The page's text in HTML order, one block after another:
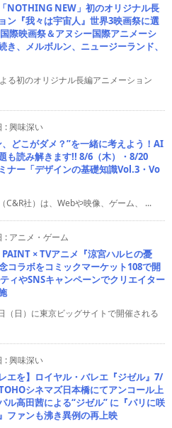
NOTHING NEW」初のオリジナル長
ン『我々は宇宙人』世界3映画祭に選
際映画祭＆アヌシー国際アニメーシ
き、メルボルン、ニュージーランド、
る初のオリジナル長編アニメーション
:興味深い
どこがダメ？”を一緒に考えよう！AI
も読み解きます!! 8/6（木）・8/20
ナー「デザインの基礎知識Vol.3・Vo
C&R社）は、Webや映像、ゲーム、 ...
: アニメ・ゲーム
× TVアニメ『涼宮ハルヒの憂
コラボをコミックマーケット108で開
ィやSNSキャンペーンでクリエイター
日）に東京ビッグサイトで開催される
:興味深い
エを】ロイヤル・バレエ『ジゼル』7/
シネマズ日本橋にてアンコール上
ル高田茜による“ジゼル” に『パリに咲
ファンも沸き異例の再上映